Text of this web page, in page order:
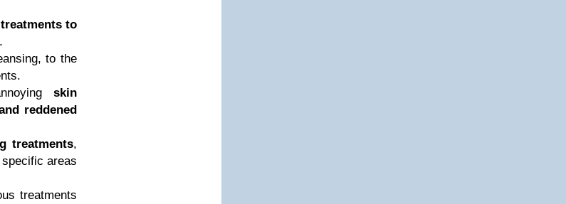
treatments to
to the
skin
reddened
treatments,
areas
treatments